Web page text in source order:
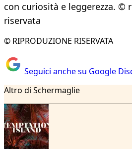
con curiosità e leggerezza. ©
riservata
© RIPRODUZIONE RISERVATA
Seguici anche su Google
Altro di Schermaglie